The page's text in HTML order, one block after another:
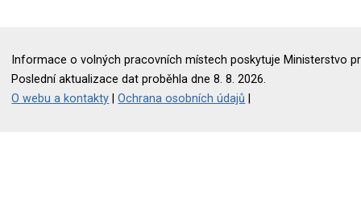
Informace o volných pracovních místech poskytuje Ministerstvo
Poslední aktualizace dat proběhla dne 8. 8. 2026.
O webu a kontakty |Ochrana osobních údajů